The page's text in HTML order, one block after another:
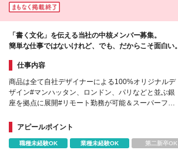
「書く文化」を伝える当社の中核メンバー募集。
簡単な仕事ではないけれど、でも、だからこそ面白い。
仕事内容
商品は全て自社デザイナーによる100%オリジナルデ
ザイン#マンハッタン、ロンドン、パリなどと並ぶ銀
座を拠点に展開#リモート勤務が可能＆スーパーフレ
アピールポイント
職種未経験OK 業種未経験OK 第二新卒OK